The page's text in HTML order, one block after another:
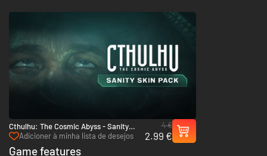
Cthulhu: The Cosmic Abyss - Sanity
Skin Pack - PC (Steam)
Adicioner à minha lista de desejos
4 €
2.99 €
Game features